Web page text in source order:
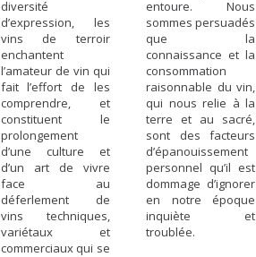
diversité
d’expression, les
vins de terroir
enchantent
l’amateur de vin qui
fait l’effort de les
comprendre, et
constituent le
prolongement
d’une culture et
d’un art de vivre
face au
déferlement de
vins techniques,
variétaux et
commerciaux qui se
entoure. Nous
sommes persuadés
que la
connaissance et la
consommation
raisonnable du vin,
qui nous relie à la
terre et au sacré,
sont des facteurs
d’épanouissement
personnel qu’il est
dommage d’ignorer
en notre époque
inquiète et
troublée.